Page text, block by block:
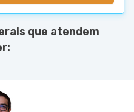
que atendem